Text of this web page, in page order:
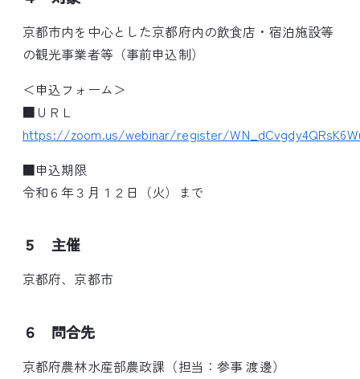
京都市内を中心とした京都府内の飲食店・宿泊施設等
の観光事業者等（事前申込制）
＜申込フォーム＞
■ＵＲＬ
https://zoom.us/webinar/register/
■申込期限
令和６年３月１２日（火）まで
５ 主催
京都府、京都市
６ 問合先
京都府農林水産部農政課（担当：参事 渡邊）